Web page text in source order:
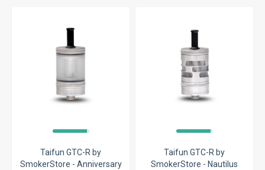
Taifun GTC-R by
SmokerStore - Anniversary
Taifun GTC-R by
SmokerStore - Nautilus